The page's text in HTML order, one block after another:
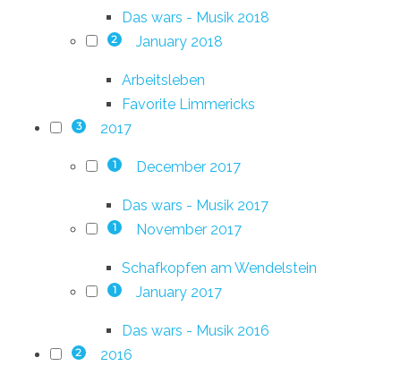
Das wars - Musik 2018
2 January 2018
Arbeitsleben
Favorite Limmericks
3 2017
1 December 2017
Das wars - Musik 2017
1 November 2017
Schafkopfen am Wendelstein
1 January 2017
Das wars - Musik 2016
2 2016